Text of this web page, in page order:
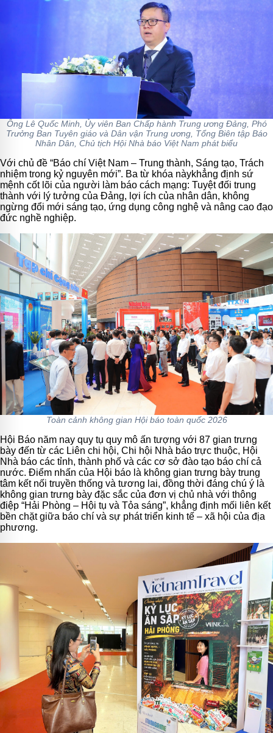
Ông Lê Quốc Minh, Ủy viên Ban Chấp hành Trung ương Đảng, Phó
Trưởng Ban Tuyên giáo và Dân vận Trung ương, Tổng Biên tập Báo
Nhân Dân, Chủ tịch Hội Nhà báo Việt Nam phát biểu
Với chủ đề “Báo chí Việt Nam – Trung thành, Sáng tạo, Trách
nhiệm trong kỷ nguyên mới”. Ba từ khóa nàykhẳng định sứ
mệnh cốt lõi của người làm báo cách mạng: Tuyệt đối trung
thành với lý tưởng của Đảng, lợi ích của nhân dân, không
ngừng đổi mới sáng tạo, ứng dụng công nghệ và nâng cao đạo
đức nghề nghiệp.
Toàn cảnh không gian Hội báo toàn quốc 2026
Hội Báo năm nay quy tụ quy mô ấn tượng với 87 gian trưng
bày đến từ các Liên chi hội, Chi hội Nhà báo trực thuộc, Hội
Nhà báo các tỉnh, thành phố và các cơ sở đào tạo báo chí cả
nước. Điểm nhấn của Hội báo là không gian trưng bày trung
tâm kết nối truyền thống và tương lai, đồng thời đáng chú ý là
không gian trưng bày đặc sắc của đơn vị chủ nhà với thông
điệp “Hải Phòng – Hội tụ và Tỏa sáng”, khẳng định mối liên kết
bền chặt giữa báo chí và sự phát triển kinh tế – xã hội của địa
phương.